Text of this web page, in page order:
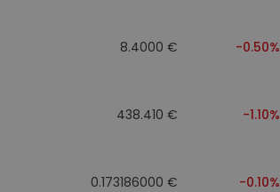
8.4000 € -0.50%
438.410 € -1.10%
0.173186000 € -0.10%